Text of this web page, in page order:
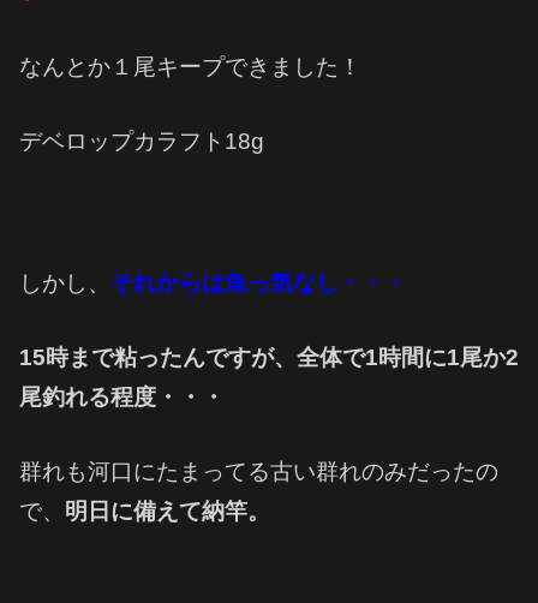
なんとか１尾キープできました！
デベロップカラフト18g
しかし、 それからは魚っ気なし・・・
15時まで粘ったんですが、全体で1時間に1尾か2
尾釣れる程度・・・
群れも河口にたまってる古い群れのみだったの
で、 明日に備えて納竿。